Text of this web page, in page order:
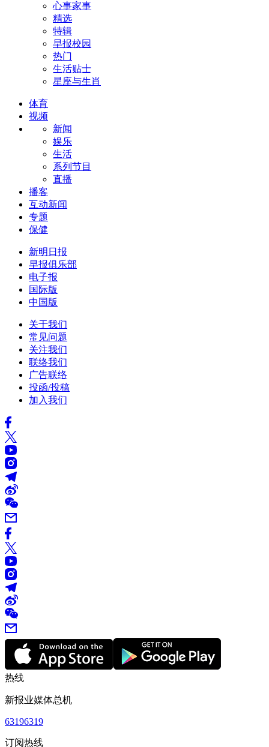
心事家事
精选
特辑
早报校园
热门
生活贴士
星座与生肖
体育
视频
新闻
娱乐
生活
系列节目
直播
播客
互动新闻
专题
保健
新明日报
早报俱乐部
电子报
国际版
中国版
关于我们
常见问题
关注我们
联络我们
广告联络
投函/投稿
加入我们
热线
新报业媒体总机
63196319
订阅热线